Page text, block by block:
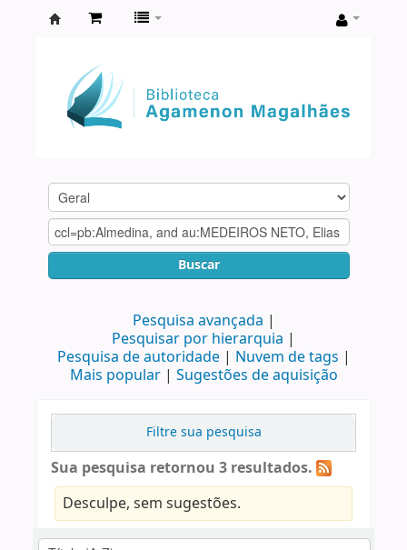
Agamenon
Magalhães
Buscar
Pesquisa avançada
Pesquisar por hierarquia
Pesquisa de autoridade
Nuvem de tags
Mais popular
Sugestões de aquisição
Filtre sua pesquisa
Sua pesquisa retornou 3 resultados.
Desculpe, sem sugestões.